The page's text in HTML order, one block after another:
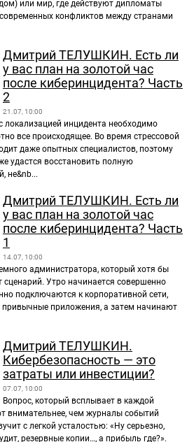
или мир, где действуют дипломаты
конфликтов между странами
Дмитрий ТЕЛУШКИН. Есть ли
у вас план на золотой час
после киберинцидента? Часть
2
21.07, 10:00
локализацией инцидента необходимо
все происходящее. Во время стрессовой
даже опытных специалистов, поэтому
удастся восстановить полную
не&nb...
Дмитрий ТЕЛУШКИН. Есть ли
у вас план на золотой час
после киберинцидента? Часть
1
14.07, 10:00
администратора, который хотя бы
сценарий. Утро начинается совершенно
подключаются к корпоративной сети,
привычные приложения, а затем начинают
Дмитрий ТЕЛУШКИН.
Кибербезопасность — это
затраты или инвестиции?
07.07, 10:00
Вопрос, который всплывает в каждой
внимательнее, чем журналы событий
с легкой усталостью: «Ну серьезно,
резервные копии…, а прибыль где?».